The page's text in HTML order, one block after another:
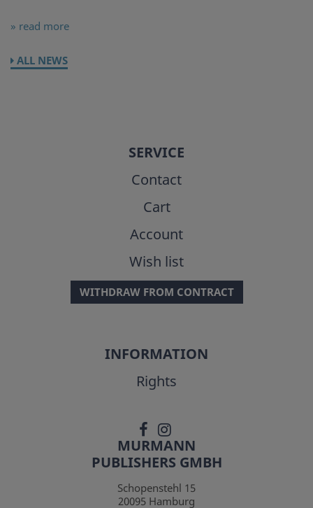
» read more
ALL NEWS
SERVICE
Contact
Cart
Account
Wish list
WITHDRAW FROM CONTRACT
INFORMATION
Rights
MURMANN
PUBLISHERS GMBH
Schopenstehl 15
20095 Hamburg